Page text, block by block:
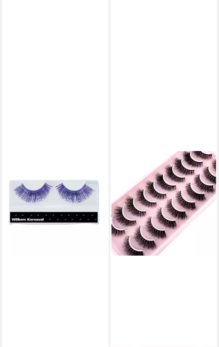
Lametta Wimpern blau - für
Fasching, Breit gefächerte
7,87 €
lieferbar - in 2-3 Werktagen bei dir